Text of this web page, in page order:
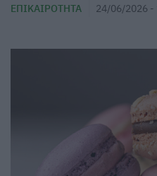
ΕΠΙΚΑΙΡΌΤΗΤΑ 24/06/2026 -